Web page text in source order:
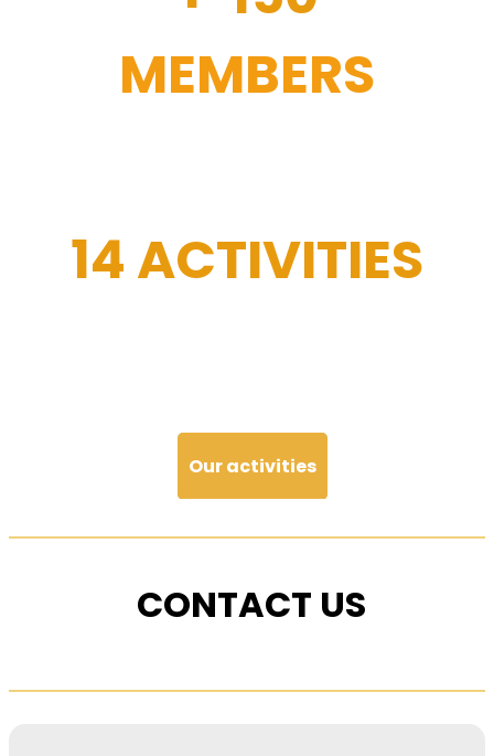
MEMBERS
14 ACTIVITIES
Our activities
CONTACT US